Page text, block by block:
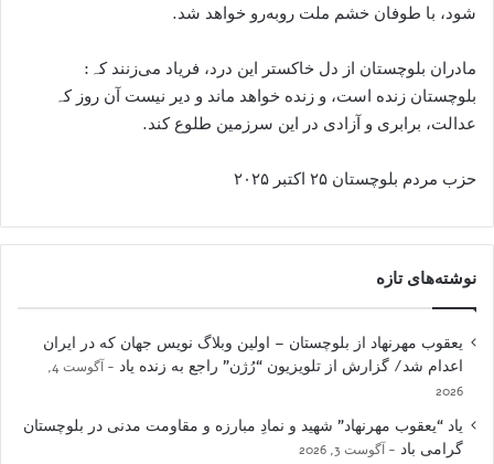
شود، با طوفان خشم ملت روبه‌رو خواهد شد.
مادران بلوچستان از دل خاکستر این درد، فریاد می‌زنند کہ:
بلوچستان زنده است، و زنده خواهد ماند و دیر نیست آن روز کہ
عدالت، برابری و آزادی در این سرزمین طلوع کند.
حزب مردم بلوچستان ۲۵ اکتبر ۲۰۲۵
نوشته‌های تازه
یعقوب مهرنهاد از بلوچستان – اولین وبلاگ نویس جهان که در ایران
اعدام شد/ گزارش از تلویزیون “رُژن” راجع به زنده یاد
آگوست 4,
2026
یاد “یعقوب مهرنهاد” شهید و نمادِ مبارزه و مقاومت مدنی در بلوچستان
گرامی باد
آگوست 3, 2026